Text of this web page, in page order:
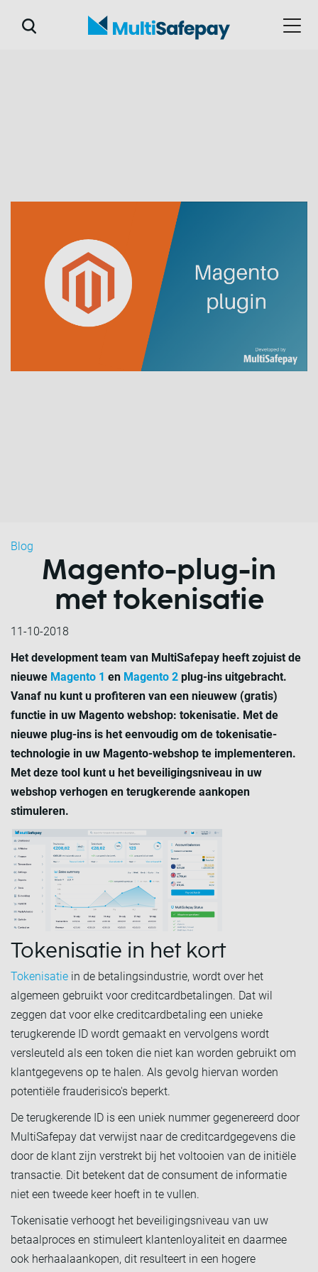
Blog
Magento-plug-in
met tokenisatie
11-10-2018
Het development team van MultiSafepay heeft zojuist de
nieuwe Magento 1 en Magento 2 plug-ins uitgebracht.
Vanaf nu kunt u profiteren van een nieuwew (gratis)
functie in uw Magento webshop: tokenisatie. Met de
nieuwe plug-ins is het eenvoudig om de tokenisatie-
technologie in uw Magento-webshop te implementeren.
Met deze tool kunt u het beveiligingsniveau in uw
webshop verhogen en terugkerende aankopen
stimuleren.
Tokenisatie in het kort
Tokenisatie in de betalingsindustrie, wordt over het
algemeen gebruikt voor creditcardbetalingen. Dat wil
zeggen dat voor elke creditcardbetaling een unieke
terugkerende ID wordt gemaakt en vervolgens wordt
versleuteld als een token die niet kan worden gebruikt om
klantgegevens op te halen. Als gevolg hiervan worden
potentiële frauderisico's beperkt.
De terugkerende ID is een uniek nummer gegenereerd door
MultiSafepay dat verwijst naar de creditcardgegevens die
door de klant zijn verstrekt bij het voltooien van de initiële
transactie. Dit betekent dat de consument de informatie
niet een tweede keer hoeft in te vullen.
Tokenisatie verhoogt het beveiligingsniveau van uw
betaalproces en stimuleert klantenloyaliteit en daarmee
ook herhaalaankopen, dit resulteert in een hogere